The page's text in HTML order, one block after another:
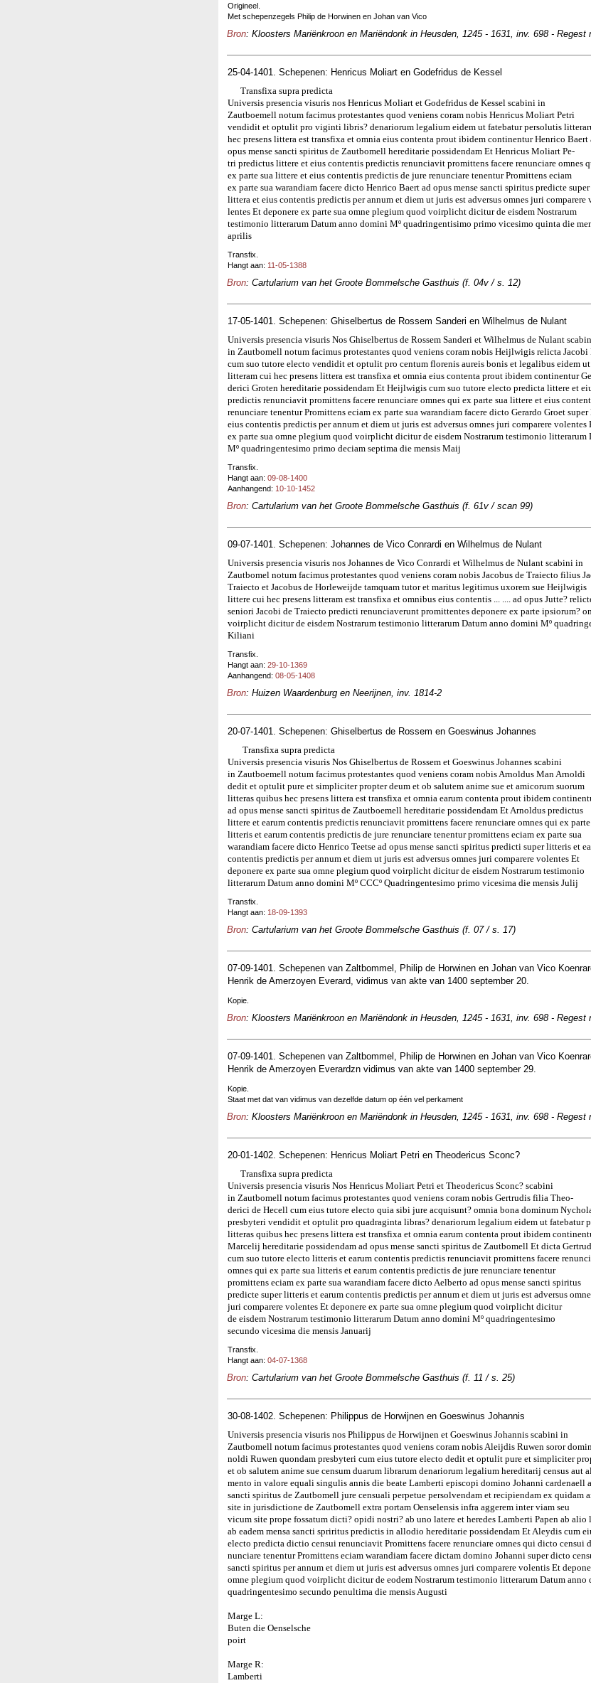
Origineel.
Met schepenzegels Philip de Horwinen en Johan van Vico
Bron: Kloosters Mariënkroon en Mariëndonk in Heusden, 1245 - 1631, inv. 698 - Regest
25-04-1401. Schepenen: Henricus Moliart en Godefridus de Kessel
Transfixa supra predicta
Universis presencia visuris nos Henricus Moliart et Godefridus de Kessel scabini in
Zautboemell notum facimus protestantes quod veniens coram nobis Henricus Moliart Petri
vendidit et optulit pro viginti libris? denariorum legalium eidem ut fatebatur persolutis
hec presens littera est transfixa et omnia eius contenta prout ibidem continentur Henrico Baert
opus mense sancti spiritus de Zautbomell hereditarie possidendam Et Henricus Moliart Pe-
tri predictus littere et eius contentis predictis renunciavit promittens facere renunciare omnes
ex parte sua littere et eius contentis predictis de jure renunciare tenentur Promittens eciam
ex parte sua warandiam facere dicto Henrico Baert ad opus mense sancti spiritus predicte super
littera et eius contentis predictis per annum et diem ut juris est adversus omnes juri comparere
lentes Et deponere ex parte sua omne plegium quod voirplicht dicitur de eisdem Nostrarum
testimonio litterarum Datum anno domini Mº quadringentisimo primo vicesimo quinta die
aprilis
Transfix.
Hangt aan: 11-05-1388
Bron: Cartularium van het Groote Bommelsche Gasthuis (f. 04v / s. 12)
17-05-1401. Schepenen: Ghiselbertus de Rossem Sanderi en Wilhelmus de Nulant
Universis presencia visuris Nos Ghiselbertus de Rossem Sanderi et Wilhelmus de Nulant
in Zautbomell notum facimus protestantes quod veniens coram nobis Heijlwigis relicta Jacobi
cum suo tutore electo vendidit et optulit pro centum florenis aureis bonis et legalibus eidem
litteram cui hec presens littera est transfixa et omnia eius contenta prout ibidem continentur
derici Groten hereditarie possidendam Et Heijlwigis cum suo tutore electo predicta littere et
predictis renunciavit promittens facere renunciare omnes qui ex parte sua littere et eius
renunciare tenentur Promittens eciam ex parte sua warandiam facere dicto Gerardo Groet
eius contentis predictis per annum et diem ut juris est adversus omnes juri comparere volentes
ex parte sua omne plegium quod voirplicht dicitur de eisdem Nostrarum testimonio litterarum
Mº quadringentesimo primo deciam septima die mensis Maij
Transfix.
Hangt aan: 09-08-1400
Aanhangend: 10-10-1452
Bron: Cartularium van het Groote Bommelsche Gasthuis (f. 61v / scan 99)
09-07-1401. Schepenen: Johannes de Vico Conrardi en Wilhelmus de Nulant
Universis presencia visuris nos Johannes de Vico Conrardi et Wilhelmus de Nulant scabini in
Zautbomel notum facimus protestantes quod veniens coram nobis Jacobus de Traiecto filius
Traiecto et Jacobus de Horleweijde tamquam tutor et maritus legitimus uxorem sue Heijlwigis
littere cui hec presens litteram est transfixa et omnibus eius contentis ... .... ad opus Jutte?
seniori Jacobi de Traiecto predicti renunciaverunt promittentes deponere ex parte ipsiorum?
voirplicht dicitur de eisdem Nostrarum testimonio litterarum Datum anno domini Mº
Kiliani
Transfix.
Hangt aan: 29-10-1369
Aanhangend: 08-05-1408
Bron: Huizen Waardenburg en Neerijnen, inv. 1814-2
20-07-1401. Schepenen: Ghiselbertus de Rossem en Goeswinus Johannes
Transfixa supra predicta
Universis presencia visuris Nos Ghiselbertus de Rossem et Goeswinus Johannes scabini
in Zautboemell notum facimus protestantes quod veniens coram nobis Arnoldus Man Arnoldi
dedit et optulit pure et simpliciter propter deum et ob salutem anime sue et amicorum suorum
litteras quibus hec presens littera est transfixa et omnia earum contenta prout ibidem
ad opus mense sancti spiritus de Zautboemell hereditarie possidendam Et Arnoldus predictus
littere et earum contentis predictis renunciavit promittens facere renunciare omnes qui ex parte
litteris et earum contentis predictis de jure renunciare tenentur promittens eciam ex parte sua
warandiam facere dicto Henrico Teetse ad opus mense sancti spiritus predicti super litteris et
contentis predictis per annum et diem ut juris est adversus omnes juri comparere volentes Et
deponere ex parte sua omne plegium quod voirplicht dicitur de eisdem Nostrarum testimonio
litterarum Datum anno domini Mº CCCº Quadringentesimo primo vicesima die mensis Julij
Transfix.
Hangt aan: 18-09-1393
Bron: Cartularium van het Groote Bommelsche Gasthuis (f. 07 / s. 17)
07-09-1401. Schepenen van Zaltbommel, Philip de Horwinen en Johan van Vico
Henrik de Amerzoyen Everard, vidimus van akte van 1400 september 20.
Kopie.
Bron: Kloosters Mariënkroon en Mariëndonk in Heusden, 1245 - 1631, inv. 698 - Regest
07-09-1401. Schepenen van Zaltbommel, Philip de Horwinen en Johan van Vico
Henrik de Amerzoyen Everardzn vidimus van akte van 1400 september 29.
Kopie.
Staat met dat van vidimus van dezelfde datum op één vel perkament
Bron: Kloosters Mariënkroon en Mariëndonk in Heusden, 1245 - 1631, inv. 698 - Regest
20-01-1402. Schepenen: Henricus Moliart Petri en Theodericus Sconc?
Transfixa supra predicta
Universis presencia visuris Nos Henricus Moliart Petri et Theodericus Sconc? scabini
in Zautbomell notum facimus protestantes quod veniens coram nobis Gertrudis filia Theo-
derici de Hecell cum eius tutore electo quia sibi jure acquisunt? omnia bona dominum
presbyteri vendidit et optulit pro quadraginta libras? denariorum legalium eidem ut fatebatur
litteras quibus hec presens littera est transfixa et omnia earum contenta prout ibidem
Marcelij hereditarie possidendam ad opus mense sancti spiritus de Zautbomell Et dicta
cum suo tutore electo litteris et earum contentis predictis renunciavit promittens facere
omnes qui ex parte sua litteris et earum contentis predictis de jure renunciare tenentur
promittens eciam ex parte sua warandiam facere dicto Aelberto ad opus mense sancti spiritus
predicte super litteris et earum contentis predictis per annum et diem ut juris est adversus
juri comparere volentes Et deponere ex parte sua omne plegium quod voirplicht dicitur
de eisdem Nostrarum testimonio litterarum Datum anno domini Mº quadringentesimo
secundo vicesima die mensis Januarij
Transfix.
Hangt aan: 04-07-1368
Bron: Cartularium van het Groote Bommelsche Gasthuis (f. 11 / s. 25)
30-08-1402. Schepenen: Philippus de Horwijnen en Goeswinus Johannis
Universis presencia visuris nos Philippus de Horwijnen et Goeswinus Johannis scabini in
Zautbomell notum facimus protestantes quod veniens coram nobis Aleijdis Ruwen soror
noldi Ruwen quondam presbyteri cum eius tutore electo dedit et optulit pure et simpliciter
et ob salutem anime sue censum duarum librarum denariorum legalium hereditarij census aut
mento in valore equali singulis annis die beate Lamberti episcopi domino Johanni cardenaell
sancti spiritus de Zautbomell jure censuali perpetue persolvendam et recipiendam ex quidam
site in jurisdictione de Zautbomell extra portam Oenselensis infra aggerem inter viam seu
vicum site prope fossatum dicti? opidi nostri? ab uno latere et heredes Lamberti Papen ab alio
ab eadem mensa sancti spriritus predictis in allodio hereditarie possidendam Et Aleydis cum
electo predicta dictio censui renunciavit Promittens facere renunciare omnes qui dicto censui
nunciare tenentur Promittens eciam warandiam facere dictam domino Johanni super dicto
sancti spiritus per annum et diem ut juris est adversus omnes juri comparere volentis Et
omne plegium quod voirplicht dicitur de eodem Nostrarum testimonio litterarum Datum anno
quadringentesimo secundo penultima die mensis Augusti
Marge L:
Buten die Oenselsche
poirt
Marge R:
Lamberti